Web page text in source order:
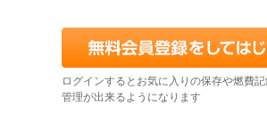
ログインするとお気に入りの保存や燃費
管理が出来るようになります